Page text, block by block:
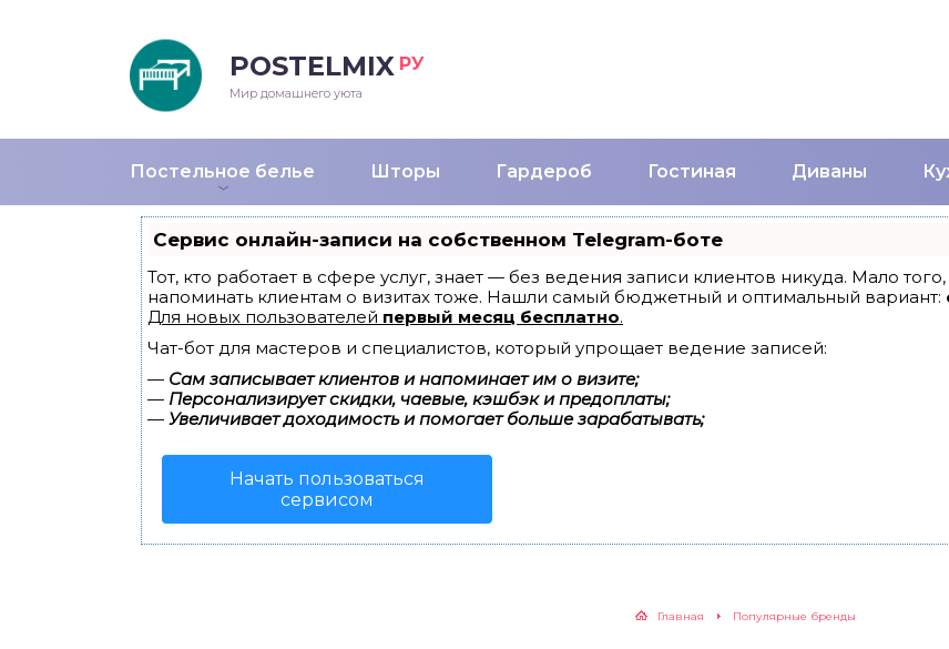
POSTELMIX РУ
Мир домашнего уюта
Постельное белье Шторы Гардероб Гостиная Диваны
Сервис онлайн-записи на собственном Telegram-боте
Тот, кто работает в сфере услуг, знает — без ведения записи клиентов никуда. Мало
напоминать клиентам о визитах тоже. Нашли самый бюджетный и оптимальный вариант:
Для новых пользователей первый месяц бесплатно.
Чат-бот для мастеров и специалистов, который упрощает ведение записей:
— Сам записывает клиентов и напоминает им о визите;
— Персонализирует скидки, чаевые, кэшбэк и предоплаты;
— Увеличивает доходимость и помогает больше зарабатывать;
Начать пользоваться
сервисом
Главная Популярные бренды